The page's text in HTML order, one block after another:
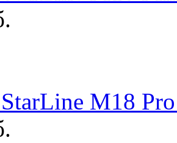
M18